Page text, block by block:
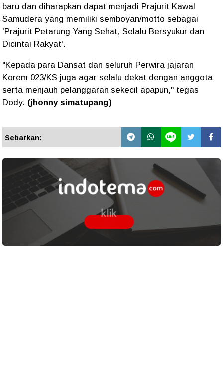
baru dan diharapkan dapat menjadi Prajurit Kawal
Samudera yang memiliki semboyan/motto sebagai
'Prajurit Petarung Yang Sehat, Selalu Bersyukur dan
Dicintai Rakyat'.
"Kepada para Dansat dan seluruh Perwira jajaran
Korem 023/KS juga agar selalu dekat dengan anggota
serta menjauh pelanggaran sekecil apapun," tegas
Dody. (jhonny simatupang)
Sebarkan: